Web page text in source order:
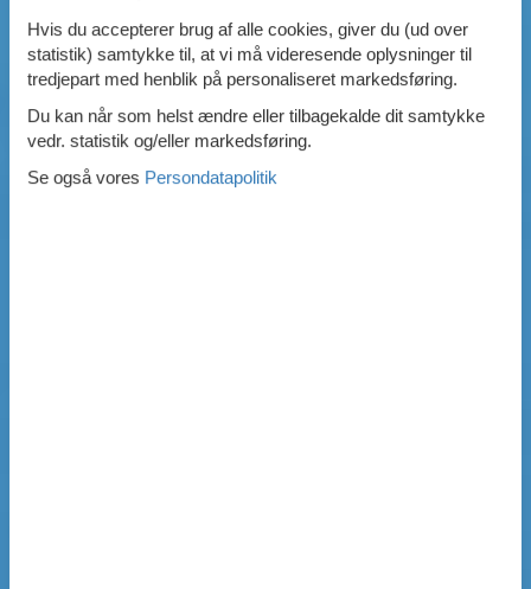
Hvis du accepterer brug af alle cookies, giver du (ud over
statistik) samtykke til, at vi må videresende oplysninger til
tredjepart med henblik på personaliseret markedsføring.
Du kan når som helst ændre eller tilbagekalde dit samtykke
vedr. statistik og/eller markedsføring.
Se også vores Persondatapolitik